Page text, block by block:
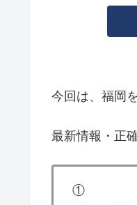
今回は、福岡
最新情報・正
①